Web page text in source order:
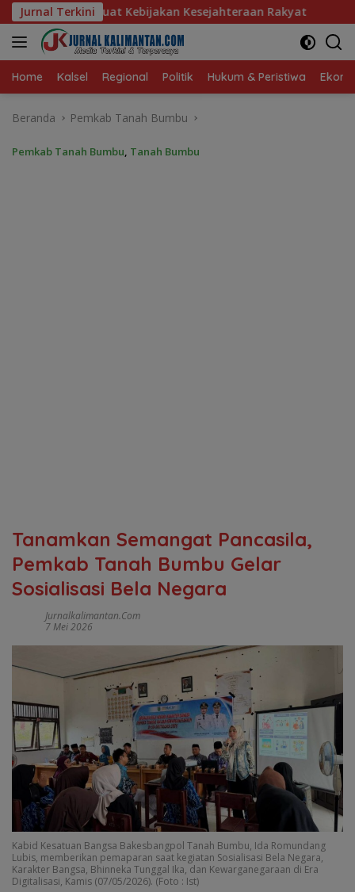
Langsung
ke
konten
Jurnal Terkini
Kesejahteraan Rakyat Baru 10 Persen, Aktivasi
Home Kalsel Regional Politik Hukum & Peristiwa
Beranda Pemkab Tanah Bumbu
Pemkab Tanah Bumbu, Tanah Bumbu
Tanamkan Semangat Pancasila,
Pemkab Tanah Bumbu Gelar
Sosialisasi Bela Negara
Jurnalkalimantan.com
7 Mei 2026
Kabid Kesatuan Bangsa Bakesbangpol Tanah Bumbu, Ida Romundang
Lubis, memberikan pemaparan saat kegiatan Sosialisasi Bela Negara,
Karakter Bangsa, Bhinneka Tunggal Ika, dan Kewarganegaraan di Era
Digitalisasi, Kamis (07/05/2026). (Foto : Ist)